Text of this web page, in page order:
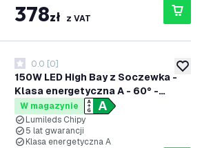
378zł z VAT
150W LED High Bay z Soczewka -
Klasa energetyczna A - 60° -
192lm/W - 4000K - IP65 -
Możliwość przyciemniania
0 Gwiazdki oceny
0.0 [0]
W magazynie
Lumileds Chipy
5 lat gwarancji
Klasa energetyczna A